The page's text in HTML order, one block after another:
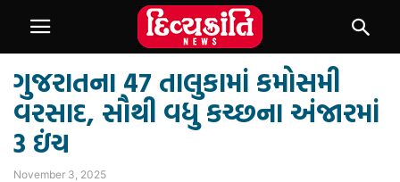
ગુજરાતના 47 તાલુકામાં કમોસમી
વરસાદ, સૌથી વધુ કચ્છના અંજારમાં
3 ઇંચ
November 3, 2025